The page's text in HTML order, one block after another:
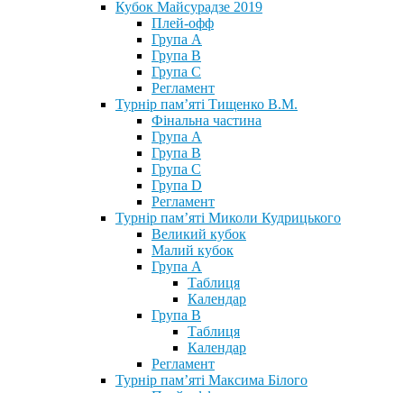
Кубок Майсурадзе 2019
Плей-офф
Група А
Група В
Група С
Регламент
Турнір пам’яті Тищенко В.М.
Фінальна частина
Група А
Група В
Група С
Група D
Регламент
Турнір пам’яті Миколи Кудрицького
Великий кубок
Малий кубок
Група А
Таблиця
Календар
Група В
Таблиця
Календар
Регламент
Турнір пам’яті Максима Білого